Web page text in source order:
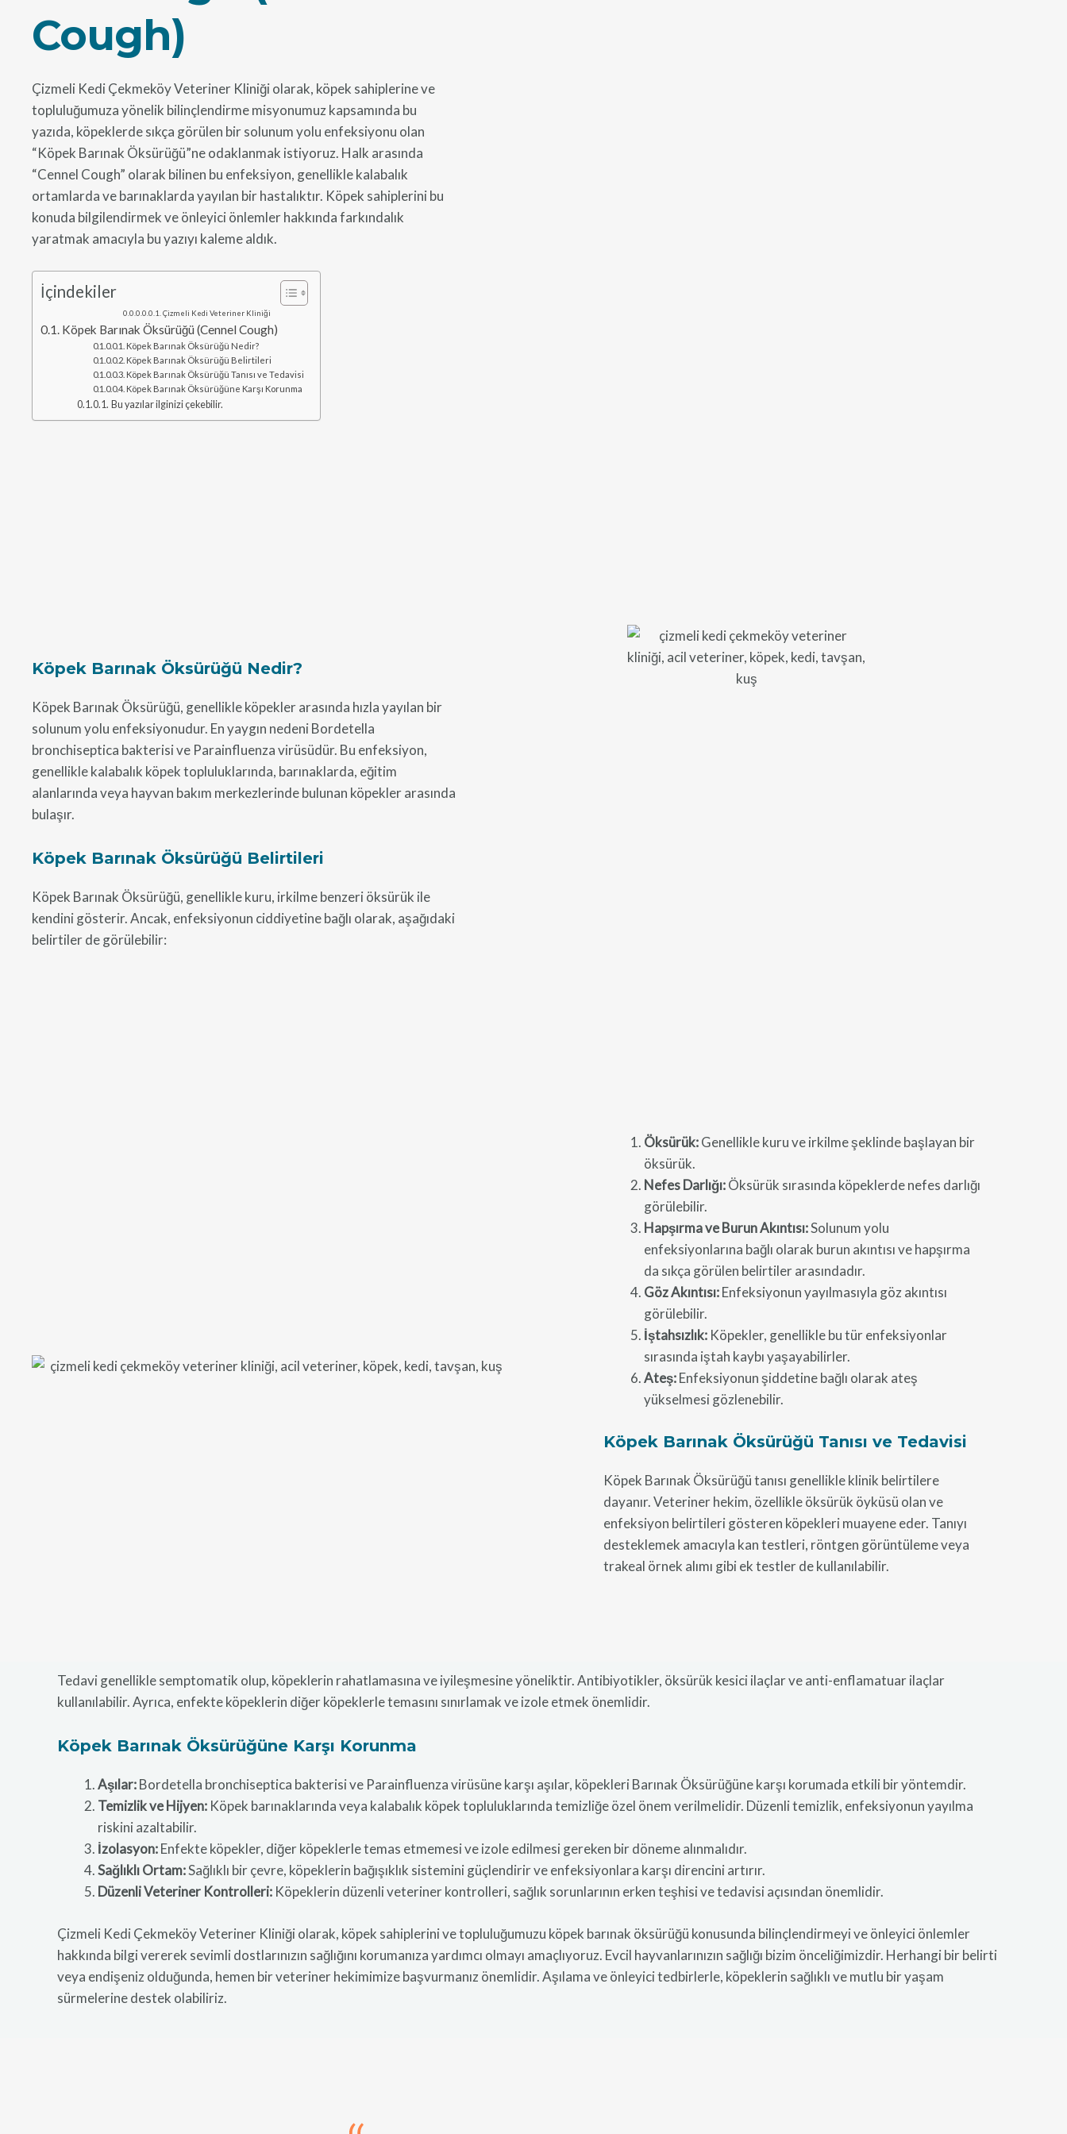
Cough)
Çizmeli Kedi Çekmeköy Veteriner Kliniği olarak, köpek sahiplerine ve
topluluğumuza yönelik bilinçlendirme misyonumuz kapsamında bu
yazıda, köpeklerde sıkça görülen bir solunum yolu enfeksiyonu olan
“Köpek Barınak Öksürüğü”ne odaklanmak istiyoruz. Halk arasında
“Cennel Cough” olarak bilinen bu enfeksiyon, genellikle kalabalık
ortamlarda ve barınaklarda yayılan bir hastalıktır. Köpek sahiplerini bu
konuda bilgilendirmek ve önleyici önlemler hakkında farkındalık
yaratmak amacıyla bu yazıyı kaleme aldık.
İçindekiler
Çizmeli Kedi Veteriner Kliniği
Köpek Barınak Öksürüğü (Cennel Cough)
Köpek Barınak Öksürüğü Nedir?
Köpek Barınak Öksürüğü Belirtileri
Köpek Barınak Öksürüğü Tanısı ve Tedavisi
Köpek Barınak Öksürüğüne Karşı Korunma
Bu yazılar ilginizi çekebilir.
Köpek Barınak Öksürüğü Nedir?
Köpek Barınak Öksürüğü, genellikle köpekler arasında hızla yayılan bir
solunum yolu enfeksiyonudur. En yaygın nedeni Bordetella
bronchiseptica bakterisi ve Parainfluenza virüsüdür. Bu enfeksiyon,
genellikle kalabalık köpek topluluklarında, barınaklarda, eğitim
alanlarında veya hayvan bakım merkezlerinde bulunan köpekler arasında
bulaşır.
Köpek Barınak Öksürüğü Belirtileri
Köpek Barınak Öksürüğü, genellikle kuru, irkilme benzeri öksürük ile
kendini gösterir. Ancak, enfeksiyonun ciddiyetine bağlı olarak, aşağıdaki
belirtiler de görülebilir:
Öksürük:Genellikle kuru ve irkilme şeklinde başlayan bir
öksürük.
Nefes Darlığı:Öksürük sırasında köpeklerde nefes darlığı
görülebilir.
Hapşırma ve Burun Akıntısı:Solunum yolu
enfeksiyonlarına bağlı olarak burun akıntısı ve hapşırma
da sıkça görülen belirtiler arasındadır.
Göz Akıntısı:Enfeksiyonun yayılmasıyla göz akıntısı
görülebilir.
İştahsızlık: Köpekler, genellikle bu tür enfeksiyonlar
sırasında iştah kaybı yaşayabilirler.
Ateş:Enfeksiyonun şiddetine bağlı olarak ateş
yükselmesi gözlenebilir.
Köpek Barınak Öksürüğü Tanısı ve Tedavisi
Köpek Barınak Öksürüğü tanısı genellikle klinik belirtilere
dayanır. Veteriner hekim, özellikle öksürük öyküsü olan ve
enfeksiyon belirtileri gösteren köpekleri muayene eder. Tanıyı
desteklemek amacıyla kan testleri, röntgen görüntüleme veya
trakeal örnek alımı gibi ek testler de kullanılabilir.
Tedavi genellikle semptomatik olup, köpeklerin rahatlamasına ve iyileşmesine yöneliktir. Antibiyotikler, öksürük kesici ilaçlar ve anti-enflamatuar ilaçlar
kullanılabilir. Ayrıca, enfekte köpeklerin diğer köpeklerle temasını sınırlamak ve izole etmek önemlidir.
Köpek Barınak Öksürüğüne Karşı Korunma
Aşılar:Bordetella bronchiseptica bakterisi ve Parainfluenza virüsüne karşı aşılar, köpekleri Barınak Öksürüğüne karşı korumada etkili bir yöntemdir.
Temizlik ve Hijyen: Köpek barınaklarında veya kalabalık köpek topluluklarında temizliğe özel önem verilmelidir. Düzenli temizlik, enfeksiyonun yayılma
riskini azaltabilir.
İzolasyon:Enfekte köpekler, diğer köpeklerle temas etmemesi ve izole edilmesi gereken bir döneme alınmalıdır.
Sağlıklı Ortam:Sağlıklı bir çevre, köpeklerin bağışıklık sistemini güçlendirir ve enfeksiyonlara karşı direncini artırır.
Düzenli Veteriner Kontrolleri: Köpeklerin düzenli veteriner kontrolleri, sağlık sorunlarının erken teşhisi ve tedavisi açısından önemlidir.
Çizmeli Kedi Çekmeköy Veteriner Kliniği olarak, köpek sahiplerini ve topluluğumuzu köpek barınak öksürüğü konusunda bilinçlendirmeyi ve önleyici önlemler
hakkında bilgi vererek sevimli dostlarınızın sağlığını korumanıza yardımcı olmayı amaçlıyoruz. Evcil hayvanlarınızın sağlığı bizim önceliğimizdir. Herhangi bir belirti
veya endişeniz olduğunda, hemen bir veteriner hekimimize başvurmanız önemlidir. Aşılama ve önleyici tedbirlerle, köpeklerin sağlıklı ve mutlu bir yaşam
sürmelerine destek olabiliriz.